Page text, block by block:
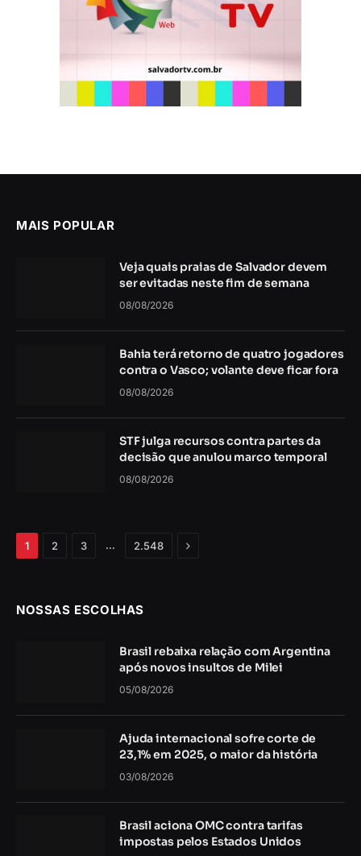
MAIS POPULAR
Veja quais praias de Salvador devem
ser evitadas neste fim de semana
08/08/2026
Bahia terá retorno de quatro jogadores
contra o Vasco; volante deve ficar fora
08/08/2026
STF julga recursos contra partes da
decisão que anulou marco temporal
08/08/2026
1 2 3 … 2.548 Próximo
NOSSAS ESCOLHAS
Brasil rebaixa relação com Argentina
após novos insultos de Milei
05/08/2026
Ajuda internacional sofre corte de
23,1% em 2025, o maior da história
03/08/2026
Brasil aciona OMC contra tarifas
impostas pelos Estados Unidos